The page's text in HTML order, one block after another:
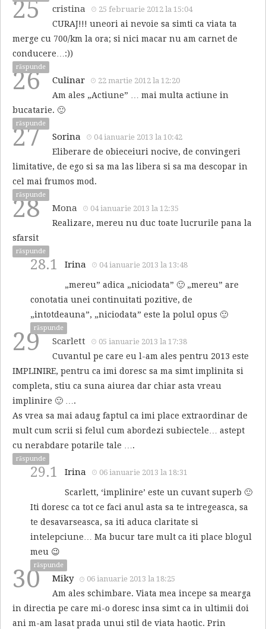
25 cristina 25 februarie 2012 la 15:04
CURAJ!!! uneori ai nevoie sa simti ca viata ta
merge cu 700/km la ora; si nici macar nu am carnet de
conducere…:))
răspunde
26 Culinar 22 martie 2012 la 12:20
Am ales „Actiune” … mai multa actiune in
bucatarie. 🙂
răspunde
27 Sorina 04 ianuarie 2013 la 10:42
Eliberare de obieceiuri nocive, de convingeri
limitative, de ego si sa ma las libera si sa ma descopar in
cel mai frumos mod.
răspunde
28 Mona 04 ianuarie 2013 la 12:35
Realizare, mereu nu duc toate lucrurile pana la
sfarsit
răspunde
28.1 Irina 04 ianuarie 2013 la 13:48
„mereu” adica „niciodata” 🙂 „mereu” are
conotatia unei continuitati pozitive, de
„intotdeauna”, „niciodata” este la polul opus 🙂
răspunde
29 Scarlett 05 ianuarie 2013 la 17:38
Cuvantul pe care eu l-am ales pentru 2013 este
IMPLINIRE, pentru ca imi doresc sa ma simt implinita si
completa, stiu ca suna aiurea dar chiar asta vreau
implinire 🙂 ….
As vrea sa mai adaug faptul ca imi place extraordinar de
mult cum scrii si felul cum abordezi subiectele… astept
cu nerabdare potarile tale ….
răspunde
29.1 Irina 06 ianuarie 2013 la 18:31
Scarlett, ‘implinire’ este un cuvant superb 🙂
Iti doresc ca tot ce faci anul asta sa te intregeasca, sa
te desavarseasca, sa iti aduca claritate si
intelepciune… Ma bucur tare mult ca iti place blogul
meu 😉
răspunde
30 Miky 06 ianuarie 2013 la 18:25
Am ales schimbare. Viata mea incepe sa mearga
in directia pe care mi-o doresc insa simt ca in ultimii doi
ani m-am lasat prada unui stil de viata haotic. Prin